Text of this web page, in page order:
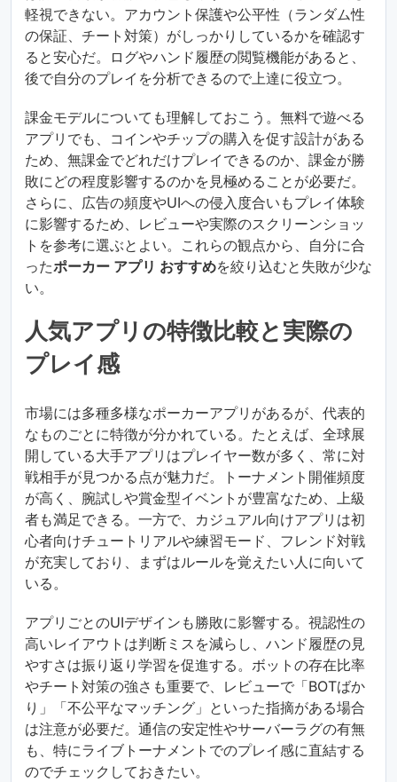
軽視できない。アカウント保護や公平性（ランダム性
の保証、チート対策）がしっかりしているかを確認す
ると安心だ。ログやハンド履歴の閲覧機能があると、
後で自分のプレイを分析できるので上達に役立つ。
課金モデルについても理解しておこう。無料で遊べる
アプリでも、コインやチップの購入を促す設計がある
ため、無課金でどれだけプレイできるのか、課金が勝
敗にどの程度影響するのかを見極めることが必要だ。
さらに、広告の頻度やUIへの侵入度合いもプレイ体験
に影響するため、レビューや実際のスクリーンショッ
トを参考に選ぶとよい。これらの観点から、自分に合
ったポーカー アプリ おすすめを絞り込むと失敗が少な
い。
人気アプリの特徴比較と実際の
プレイ感
市場には多種多様なポーカーアプリがあるが、代表的
なものごとに特徴が分かれている。たとえば、全球展
開している大手アプリはプレイヤー数が多く、常に対
戦相手が見つかる点が魅力だ。トーナメント開催頻度
が高く、腕試しや賞金型イベントが豊富なため、上級
者も満足できる。一方で、カジュアル向けアプリは初
心者向けチュートリアルや練習モード、フレンド対戦
が充実しており、まずはルールを覚えたい人に向いて
いる。
アプリごとのUIデザインも勝敗に影響する。視認性の
高いレイアウトは判断ミスを減らし、ハンド履歴の見
やすさは振り返り学習を促進する。ボットの存在比率
やチート対策の強さも重要で、レビューで「BOTばか
り」「不公平なマッチング」といった指摘がある場合
は注意が必要だ。通信の安定性やサーバーラグの有無
も、特にライブトーナメントでのプレイ感に直結する
のでチェックしておきたい。